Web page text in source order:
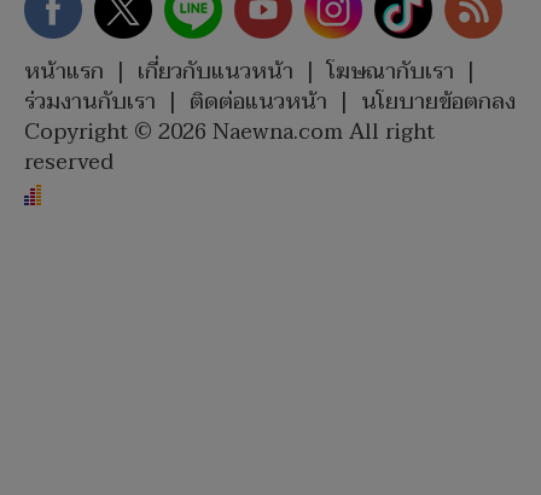
หน้าแรก | เกี่ยวกับแนวหน้า | โฆษณากับเรา |
ร่วมงานกับเรา | ติดต่อแนวหน้า | นโยบายข้อตกลง
Copyright © 2026 Naewna.com All right
reserved